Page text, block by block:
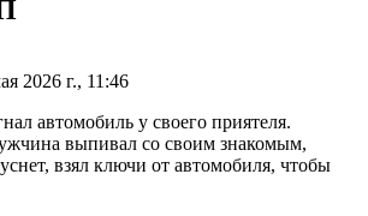
2026 г., 11:46
автомобиль у своего приятеля.
выпивал со своим знакомым,
взял ключи от автомобиля, чтобы